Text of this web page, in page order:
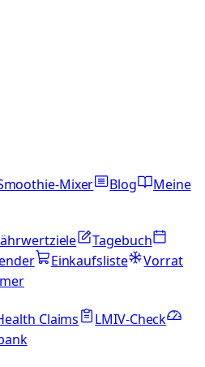
Mixer Blog
Meine
Tagebuch
Einkaufsliste
Vorrat
Claims
LMIV-Check